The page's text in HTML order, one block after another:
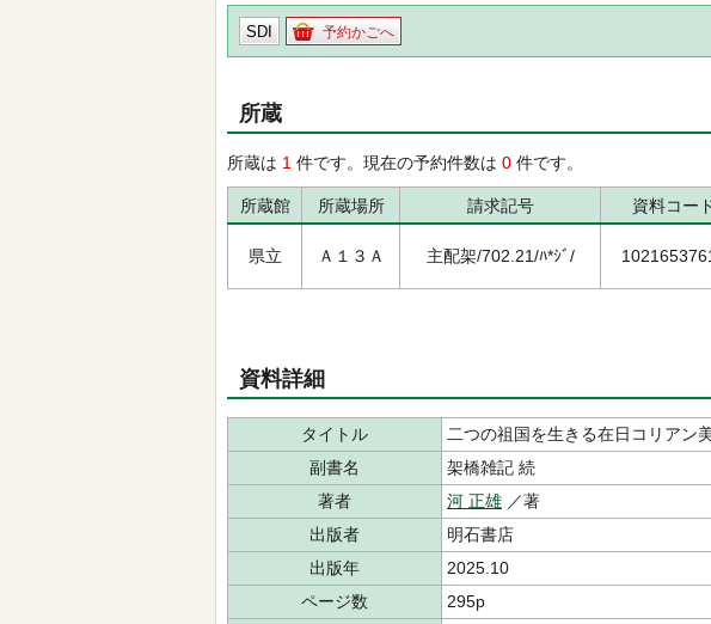
SDI 予約かごへ
所蔵
所蔵は 1 件です。現在の予約件数は 0 件です。
所蔵館 所蔵場所 請求記号 資料コー
県立 Ａ１３Ａ 主配架/702.21/ﾊ*ｼﾞ/
資料詳細
タイトル
二つの祖国を生きる在日コリアン
副書名
架橋雑記 続
著者
河 正雄 ／著
出版者
明石書店
出版年
2025.10
ページ数
295p